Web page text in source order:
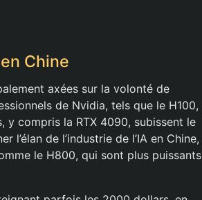
Chine
axées sur la volonté de
de Nvidia, tels que le H100,
y compris la RTX 4090, subissent le
de l’industrie de l’IA en Chine,
le H800, qui sont plus puissants